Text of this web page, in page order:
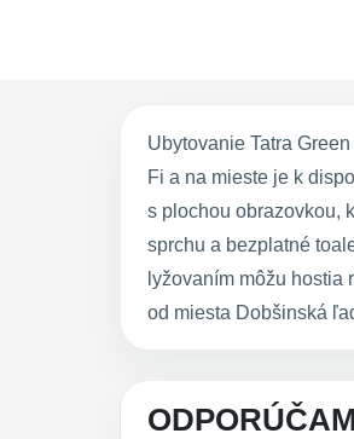
Ubytovanie Tatra
Fi a na mieste je k
s plochou obrazovkou,
sprchu a bezplatné
lyžovaním môžu hostia
od miesta Dobšinská